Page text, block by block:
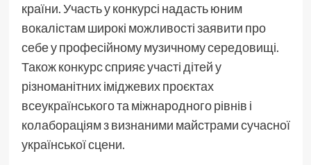
країни. Участь у конкурсі надасть юним
вокалістам широкі можливості заявити про
себе у професійному музичному середовищі.
Також конкурс сприяє участі дітей у
різноманітних іміджевих проєктах
всеукраїнського та міжнародного рівнів і
колабораціям з визнаними майстрами сучасної
української сцени.